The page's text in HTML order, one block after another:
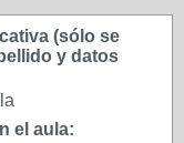
(sólo se
y datos
el aula: